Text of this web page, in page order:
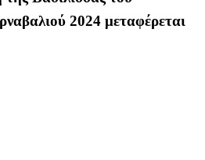
2024 μεταφέρεται